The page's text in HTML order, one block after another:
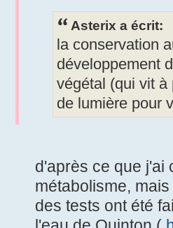
Asterix a écrit:
la conservation
développement
végétal (qui vit à
de lumière pour
d'après ce que j'ai
métabolisme,
des tests ont été